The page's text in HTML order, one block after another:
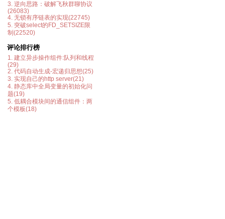
3. 逆向思路：破解飞秋群聊协议
(26083)
4. 无锁有序链表的实现(22745)
5. 突破select的FD_SETSIZE限
制(22520)
评论排行榜
1. 建立异步操作组件:队列和线程
(29)
2. 代码自动生成-宏递归思想(25)
3. 实现自己的http server(21)
4. 静态库中全局变量的初始化问
题(19)
5. 低耦合模块间的通信组件：两
个模板(18)